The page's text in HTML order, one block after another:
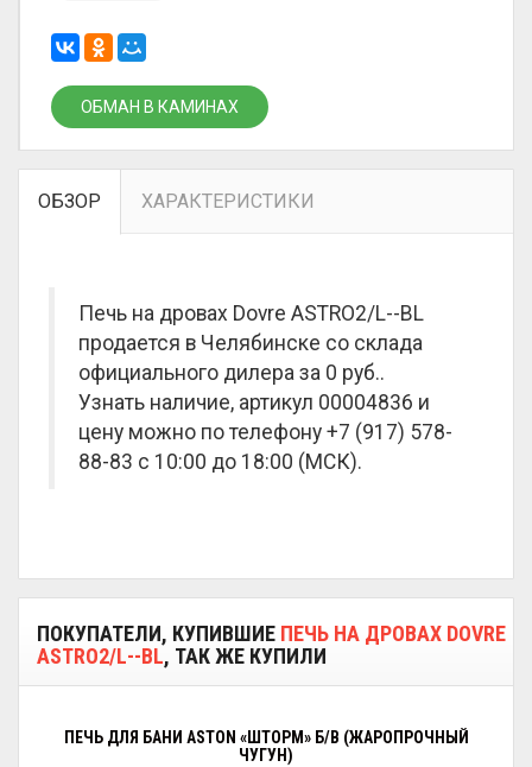
ОБМАН В КАМИНАХ
ОБЗОР ХАРАКТЕРИСТИКИ
Печь на дровах Dovre ASTRO2/L--BL
продается в Челябинске со склада
официального дилера за 0 руб..
Узнать наличие, артикул 00004836 и
цену можно по телефону +7 (917) 578-
88-83 с 10:00 до 18:00 (МСК).
ПОКУПАТЕЛИ, КУПИВШИЕ ПЕЧЬ НА ДРОВАХ DOVRE
ASTRO2/L--BL, ТАК ЖЕ КУПИЛИ
ПЕЧЬ ДЛЯ БАНИ ASTON «ШТОРМ» Б/В (ЖАРОПРОЧНЫЙ
ЧУГУН)